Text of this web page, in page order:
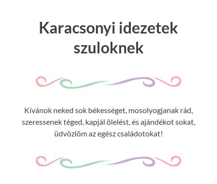
Karacsonyi idezetek
szuloknek
Kívánok neked sok békességet, mosolyogjanak rád,
szeressenek téged, kapjál ölelést, és ajándékot sokat,
üdvözlöm az egész családotokat!